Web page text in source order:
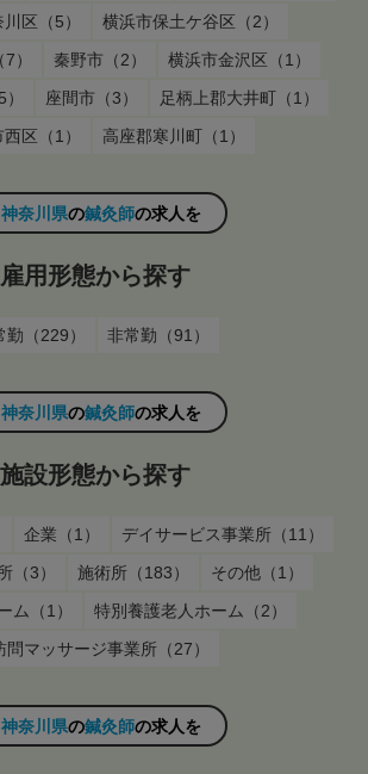
区（5）
横浜市保土ケ谷区（2）
）
秦野市（2）
横浜市金沢区（1）
座間市（3）
足柄上郡大井町（1）
区（1）
高座郡寒川町（1）
神奈川県の鍼灸師の求人を
雇用形態から探す
勤（229） 非常勤（91）
神奈川県の鍼灸師の求人を
施設形態から探す
企業（1）
デイサービス事業所（11）
（3）
施術所（183）
その他（1）
ム（1）
特別養護老人ホーム（2）
問マッサージ事業所（27）
神奈川県の鍼灸師の求人を